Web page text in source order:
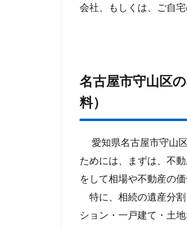
会社、もしくは、ご自
名古屋市守山区
料）
愛知県名古屋市守山区
ためには、
まずは、不
をして相場や不動産の
特に、相続の遺産分割
ション・一戸建て・土